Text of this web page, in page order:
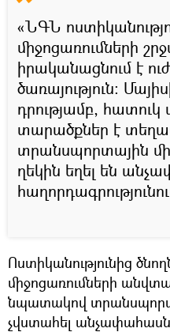
«ՆԳՆ
միջոցառումների
իրականացնում է
ծառայություն։
դրությամբ,
տարածքներ է
տրանսպորտային
ղեկին եղել են
Ոստիկանությունից
միջոցառումների
նպատակով
չվստահել